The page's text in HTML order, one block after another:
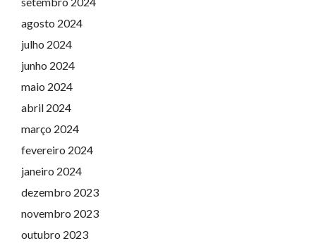
agosto 2024
julho 2024
junho 2024
maio 2024
abril 2024
março 2024
fevereiro 2024
janeiro 2024
dezembro 2023
novembro 2023
outubro 2023